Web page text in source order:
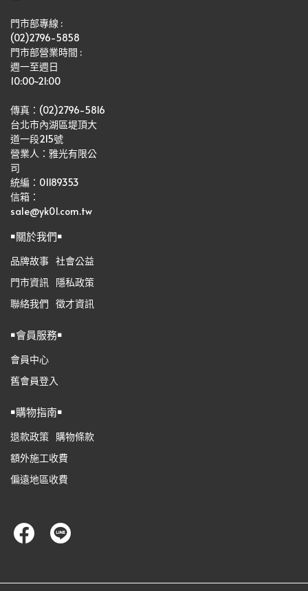
門市部專線 :
(02)2796-5858
門市部營業時間 :
週一至週日
10:00~21:00
傳真：(02)2796-5816
台北市內湖區堤頂大
道一段215號
營業人：雅光有限公
司
統編：01189353
信箱：
sale@yk01.com.tw
￭關於我們￭
品牌故事 社會公益
門市資訊 隱私政策
聯絡我們 徵才資訊
￭會員服務￭
會員中心
舊會員登入
￭購物指南￭
退款政策 購物條款
額外施工收費
偏遠地區收費